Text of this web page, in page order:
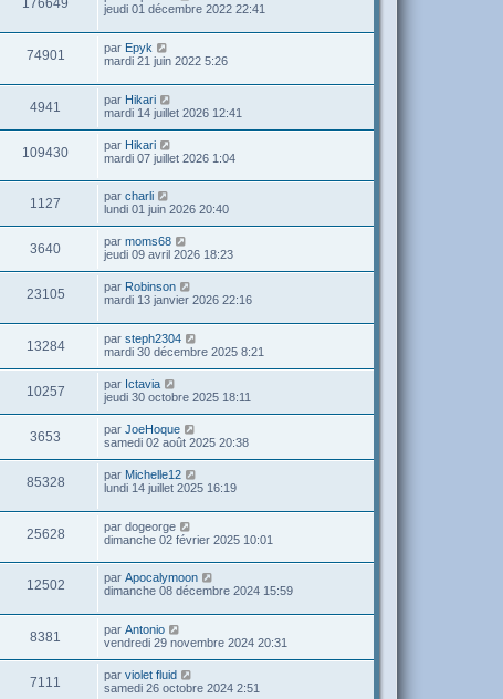
176649
jeudi 01 décembre 2022 22:41
74901 par Epyk
mardi 21 juin 2022 5:26
4941 par Hikari
mardi 14 juillet 2026 12:41
109430 par Hikari
mardi 07 juillet 2026 1:04
1127 par charli
lundi 01 juin 2026 20:40
3640 par moms68
jeudi 09 avril 2026 18:23
23105 par Robinson
mardi 13 janvier 2026 22:16
13284 par steph2304
mardi 30 décembre 2025 8:21
10257 par Ictavia
jeudi 30 octobre 2025 18:11
3653 par JoeHoque
samedi 02 août 2025 20:38
85328 par Michelle12
lundi 14 juillet 2025 16:19
25628 par dogeorge
dimanche 02 février 2025 10:01
12502 par Apocalymoon
dimanche 08 décembre 2024 15:59
8381 par Antonio
vendredi 29 novembre 2024 20:31
7111 par violet fluid
samedi 26 octobre 2024 2:51